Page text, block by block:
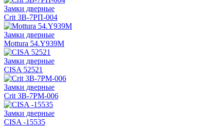
Замки дверные
Crit 3В-7РП-004
Замки дверные
Mottura 54.Y939M
Замки дверные
CISA 52521
Замки дверные
Crit 3В-7РМ-006
Замки дверные
CISA -15535